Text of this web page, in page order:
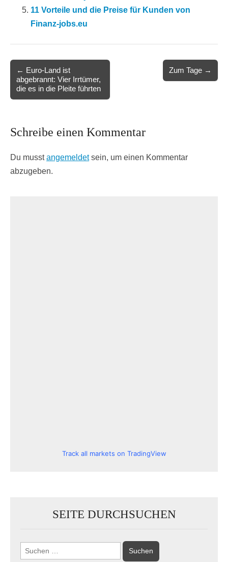
11 Vorteile und die Preise für Kunden von
Finanz-jobs.eu
navigation
← Euro-Land ist
abgebrannt: Vier Irrtümer,
die es in die Pleite führten
Zum Tage →
Schreibe einen Kommentar
Du musstangemeldetsein, um einen Kommentar
abzugeben.
Track all markets on TradingView
SEITE DURCHSUCHEN
Suchen
nach: